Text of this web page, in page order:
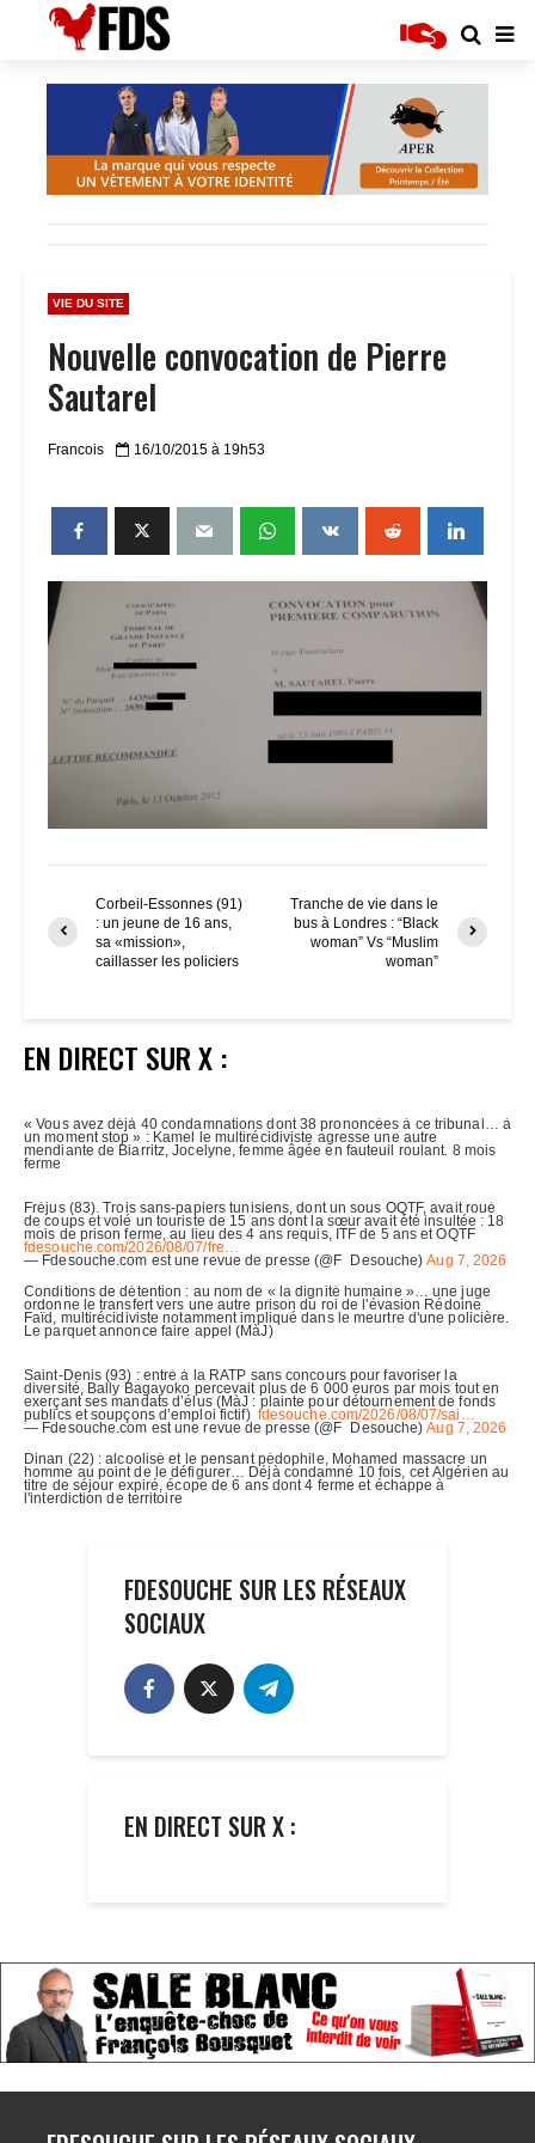
VIE DU SITE
Nouvelle convocation de Pierre
Sautarel
Francois 16/10/2015 à 19h53
Corbeil-Essonnes (91)
: un jeune de 16 ans,
sa «mission»,
caillasser les policiers
Tranche de vie dans le
bus à Londres : “Black
woman” Vs “Muslim
woman”
EN DIRECT SUR X :
FDESOUCHE SUR LES RÉSEAUX
SOCIAUX
EN DIRECT SUR X :